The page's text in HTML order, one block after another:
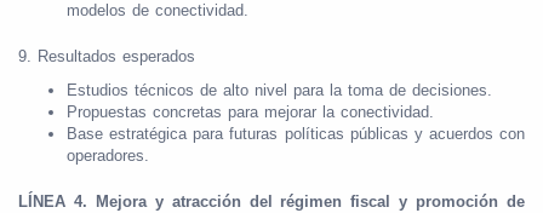
modelos de conectividad.
9. Resultados esperados
Estudios técnicos de alto nivel para la toma de decisiones.
Propuestas concretas para mejorar la conectividad.
Base estratégica para futuras políticas públicas y acuerdos con
operadores.
LÍNEA 4. Mejora y atracción del régimen fiscal y promoción de